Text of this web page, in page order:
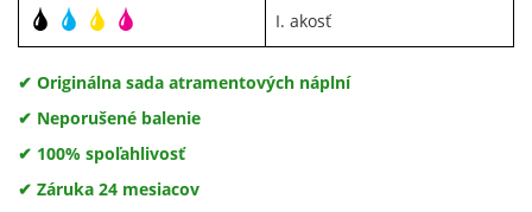
I. akosť
✔ Originálna sada atramentových náplní
✔ Neporušené balenie
✔ 100% spoľahlivosť
✔ Záruka 24 mesiacov